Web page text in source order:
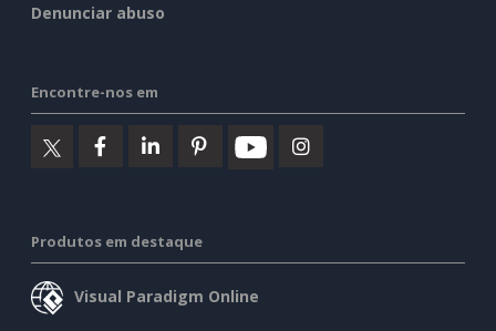
Denunciar abuso
Encontre-nos em
Produtos em destaque
Visual Paradigm Online